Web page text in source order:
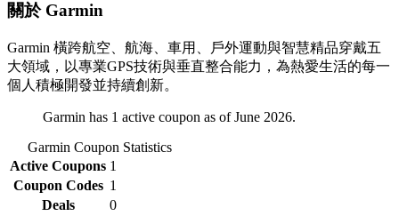
關於 Garmin
Garmin 橫跨航空、航海、車用、戶外運動與智慧精品穿戴五
大領域，以專業GPS技術與垂直整合能力，為熱愛生活的每一
個人積極開發並持續創新。
Garmin has 1 active coupon as of June 2026.
Garmin Coupon Statistics
Active Coupons 1
Coupon Codes 1
Deals
0